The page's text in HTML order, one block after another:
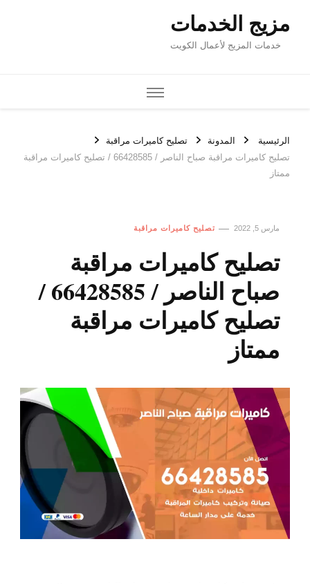
مزيج الخدمات
خدمات المزيج لأعمال الكويت
الرئيسية المدونة
تصليح كاميرات مراقبة
تصليح كاميرات مراقبة صباح الناصر / 66428585 / تصليح كاميرات مراقبة
ممتاز
مارس 5, 2022 تصليح كاميرات مراقبة
تصليح كاميرات مراقبة
صباح الناصر / 66428585 /
تصليح كاميرات مراقبة
ممتاز